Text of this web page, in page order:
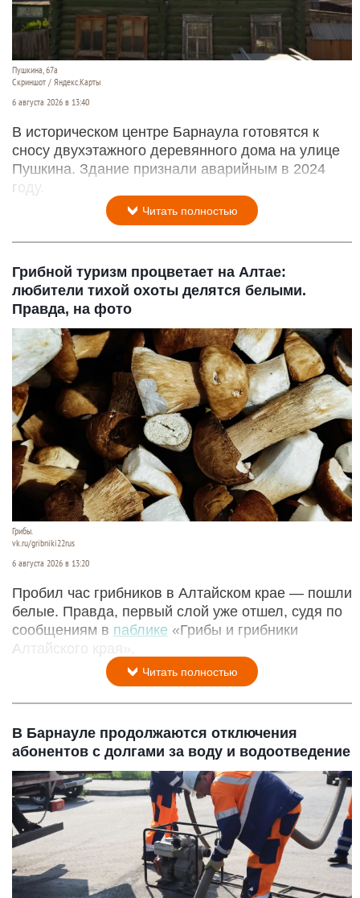
Пушкина, 67а
Скриншот / Яндекс.Карты
6 августа 2026 в 13:40
В историческом центре Барнаула готовятся к
сносу двухэтажного деревянного дома на улице
Пушкина. Здание признали аварийным в 2024
году.
Читать полностью
Грибной туризм процветает на Алтае:
любители тихой охоты делятся белыми.
Правда, на фото
Грибы.
vk.ru/gribniki22rus
6 августа 2026 в 13:20
Пробил час грибников в Алтайском крае — пошли
белые. Правда, первый слой уже отшел, судя по
сообщениям в паблике «Грибы и грибники
Алтайского края».
Читать полностью
В Барнауле продолжаются отключения
абонентов с долгами за воду и водоотведение